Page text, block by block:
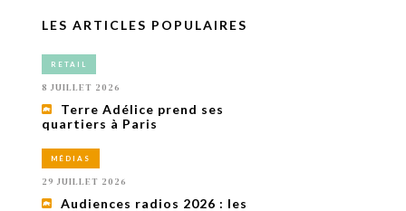
LES ARTICLES POPULAIRES
RETAIL
8 JUILLET 2026
Terre Adélice prend ses
quartiers à Paris
MÉDIAS
29 JUILLET 2026
Audiences radios 2026 : les